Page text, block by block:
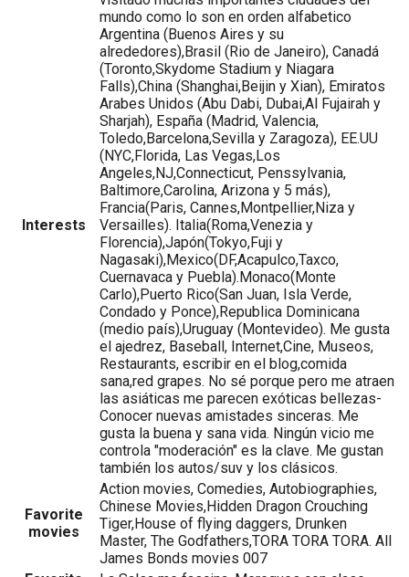
Interests
mundo como lo son en orden alfabetico
Argentina (Buenos Aires y su
alrededores),Brasil (Rio de Janeiro), Canadá
(Toronto,Skydome Stadium y Niagara
Falls),China (Shanghai,Beijin y Xian), Emiratos
Arabes Unidos (Abu Dabi, Dubai,Al Fujairah y
Sharjah), España (Madrid, Valencia,
Toledo,Barcelona,Sevilla y Zaragoza), EE.UU
(NYC,Florida, Las Vegas,Los
Angeles,NJ,Connecticut, Penssylvania,
Baltimore,Carolina, Arizona y 5 más),
Francia(Paris, Cannes,Montpellier,Niza y
Versailles). Italia(Roma,Venezia y
Florencia),Japón(Tokyo,Fuji y
Nagasaki),Mexico(DF,Acapulco,Taxco,
Cuernavaca y Puebla).Monaco(Monte
Carlo),Puerto Rico(San Juan, Isla Verde,
Condado y Ponce),Republica Dominicana
(medio país),Uruguay (Montevideo). Me gusta
el ajedrez, Baseball, Internet,Cine, Museos,
Restaurants, escribir en el blog,comida
sana,red grapes. No sé porque pero me atraen
las asiáticas me parecen exóticas bellezas-
Conocer nuevas amistades sinceras. Me
gusta la buena y sana vida. Ningún vicio me
controla "moderación" es la clave. Me gustan
también los autos/suv y los clásicos.
Favorite
movies
Action movies, Comedies, Autobiographies,
Chinese Movies,Hidden Dragon Crouching
Tiger,House of flying daggers, Drunken
Master, The Godfathers,TORA TORA TORA. All
James Bonds movies 007